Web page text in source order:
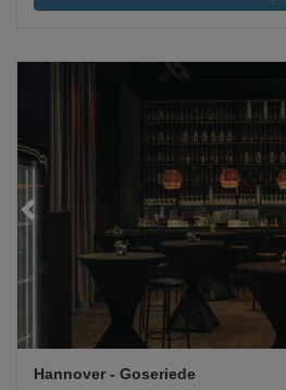
Loading...
Hannover - Goseriede